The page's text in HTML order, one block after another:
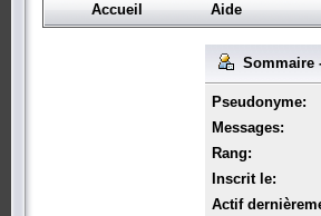
Accueil Aide
Sommaire
Pseudonyme:
Messages:
Rang:
Inscrit le:
Actif